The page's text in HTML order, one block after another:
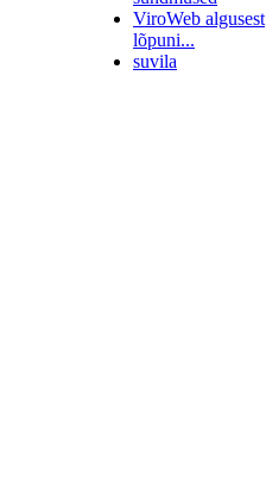
ViroWeb algusest
lõpuni...
suvila